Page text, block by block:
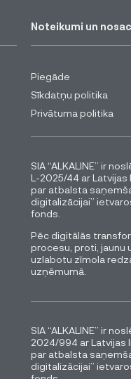
Noteikumi un
Piegāde
Sīkdatņu politika
Privātuma politika
SIA “ALKALINE” ir
L-2025/44 ar
par atbalsta
digitalizācijai”
fonds.
Pēc digitālās
procesu, proti, jaunu
uzlabotu zīmola
uzņēmumā.
SIA “ALKALINE” ir
2024/994 ar Latvijas
par atbalsta
digitalizācijai”